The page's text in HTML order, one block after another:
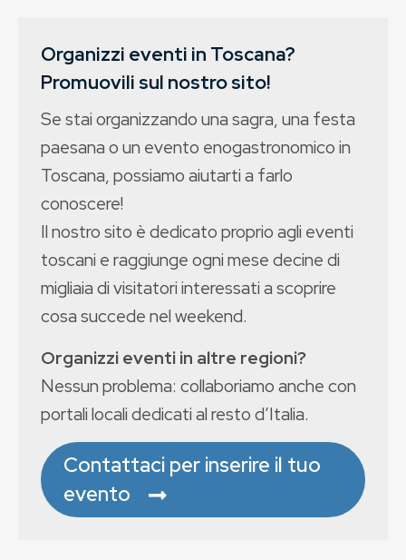
Organizzi eventi in Toscana?
Promuovili sul nostro sito!
Se stai organizzando una sagra, una festa
paesana o un evento enogastronomico in
Toscana, possiamo aiutarti a farlo
conoscere!
Il nostro sito è dedicato proprio agli eventi
toscani e raggiunge ogni mese decine di
migliaia di visitatori interessati a scoprire
cosa succede nel weekend.
Organizzi eventi in altre regioni?
Nessun problema: collaboriamo anche con
portali locali dedicati al resto d’Italia.
Contattaci per inserire il tuo
evento